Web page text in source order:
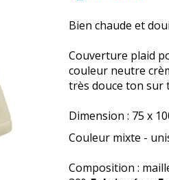
Bien chaude et
Couverture plaid
couleur neutre
très douce ton sur
Dimension : 75 x
Couleur mixte -
Composition :